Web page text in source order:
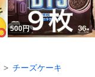
500円
チーズケーキ